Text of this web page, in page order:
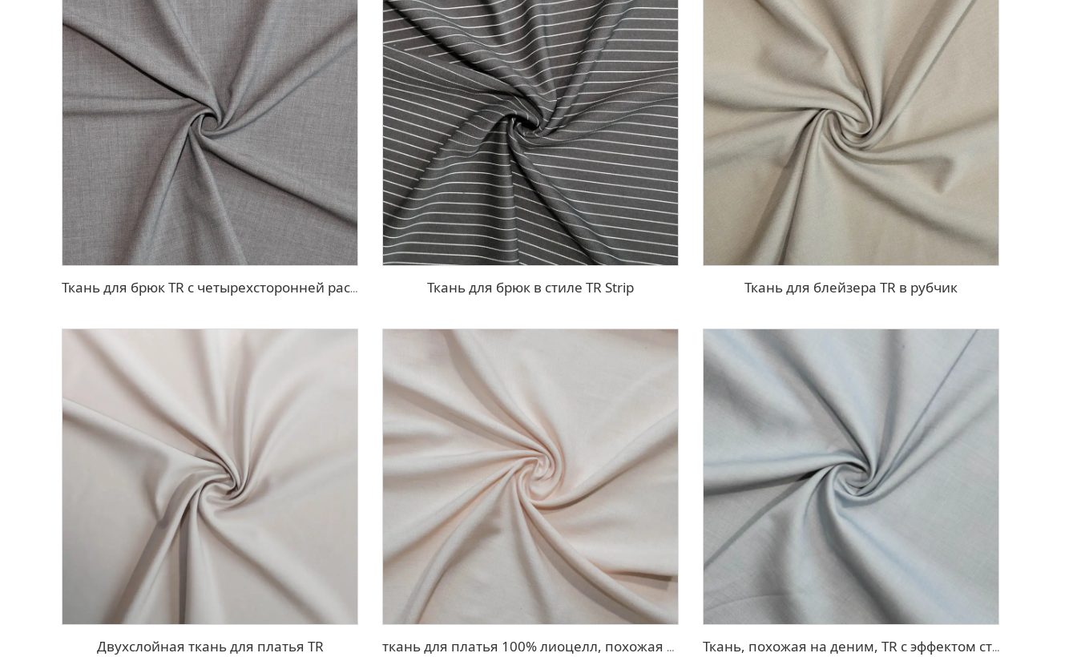
Ткань для брюк TR с четырехсторонней растяжкой Ткань для брюк в стиле TR Strip Ткань для блейзера TR в рубчик
Двухслойная ткань для платья TR ткань для платья 100% лиоцелл, похожая на лен Ткань, похожая на деним, TR с эффектом стрейч